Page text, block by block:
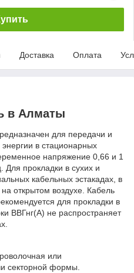
Доставка Оплата
в Алматы
для передачи и
в стационарных
напряжение 0,66 и 1
Для прокладки в сухих и
кабельных эстакадах, в
открытом воздухе. Кабель
для прокладки в
ВВГнг(А) не распространяет
или
секторной формы.